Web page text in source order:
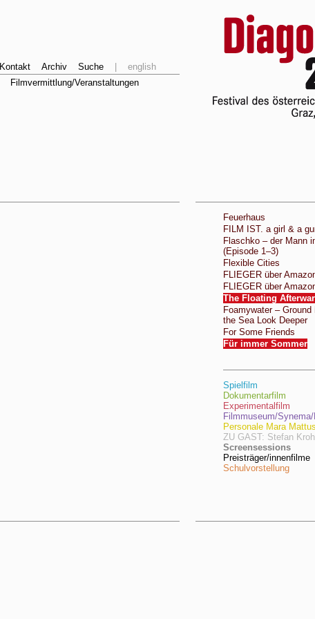
Kontakt Archiv Suche
english
Filmvermittlung/Veranstaltungen
Feuerhaus
FILM IST. a girl & a
Flaschko – der Mann
(Episode 1–3)
Flexible Cities
FLIEGER über
FLIEGER über
The Floating
Foamywater –
the Sea Look Deeper
For Some Friends
Für immer Sommer
Spielfilm
Dokumentarfilm
Experimentalfilm
Filmmuseum/
Personale Mara
ZU GAST: Stefan
Screensessions
Preisträger/innenfilme
Schulvorstellung